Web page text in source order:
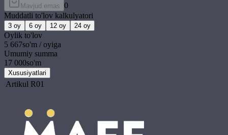
Mavjud emas 0
Muddatli to'lov kalkulyatori
3 oy 6 oy 12 oy 24 oy
Oylik to'lov
5 667so'm / oyiga
Umumiy summa
17 000so'm
Xususiyatlari
Artikul R01